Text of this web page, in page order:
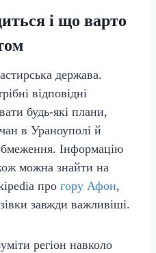
і що варто
держава.
відповідні
будь‑які плани,
в Ураноуполі й
Інформацію
можна знайти на
про гору Афон,
завжди важливіші.
регіон навколо